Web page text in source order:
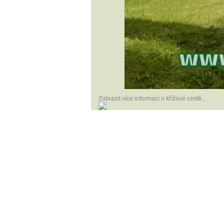
Zobrazit více informací o křížové cestě...